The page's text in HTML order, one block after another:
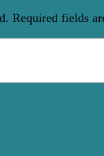
Required fields